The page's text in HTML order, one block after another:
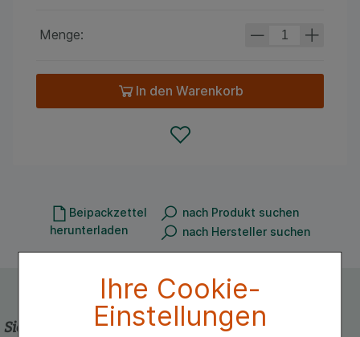
Ihre Cookie-
Einstellungen
Menge:
In den Warenkorb
Beipackzettel
herunterladen
nach Produkt suchen
nach Hersteller suchen
Sicherheit und Qualität